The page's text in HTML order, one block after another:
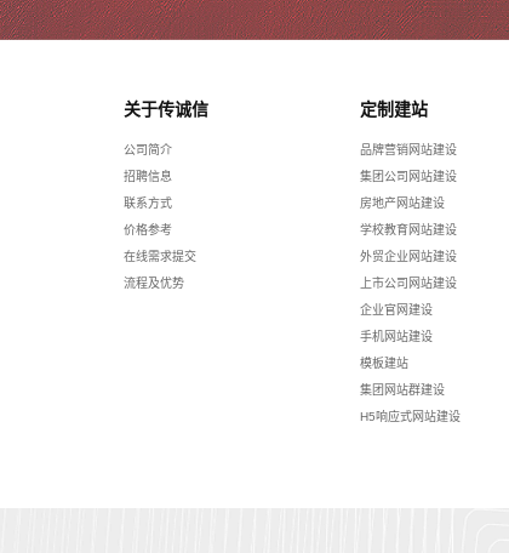
关于传诚信
公司简介
招聘信息
联系方式
价格参考
在线需求提交
流程及优势
定制建站
品牌营销网站建设
集团公司网站建设
房地产网站建设
学校教育网站建设
外贸企业网站建设
上市公司网站建设
企业官网建设
手机网站建设
模板建站
集团网站群建设
H5响应式网站建设